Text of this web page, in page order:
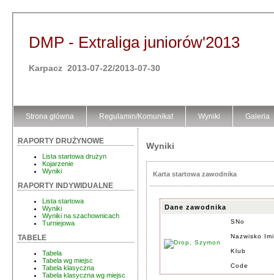
DMP - Extraliga juniorów'2013
Karpacz 2013-07-22/2013-07-30
Strona główna Regulamin/Komunikat Wyniki Galeria
RAPORTY DRUŻYNOWE
Lista startowa drużyn
Kojarzenie
Wyniki
RAPORTY INDYWIDUALNE
Lista startowa
Wyniki
Wyniki na szachownicach
Turniejowa
TABELE
Tabela
Tabela wg miejsc
Tabela klasyczna
Tabela klasyczna wg miejsc
Wyniki
Karta startowa zawodnika
Dane zawodnika
SNo
Nazwisko
Klub
Code